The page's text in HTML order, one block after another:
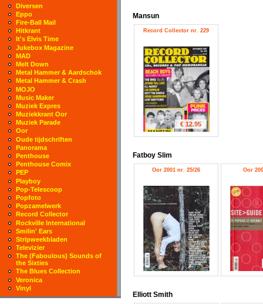
Mansun
Record Collector nr. 229
€ 12.95
Fatboy Slim
Oor 2001 nr. 25/26 Oor
Elliott Smith
Diversen
Eppo
Fire-Ball Mail
Hitkrant
It's Elvis Time
Jukebox Magazine
MAD
Melt Down
Metal Hammer & Aardschok
Metal Hammer & Crash
MOJO
Music Maker
Muziek Expres
Muziekkrant Oor
Muziek Parade
Oor
Oude tijdschriften
Panorama
Penthouse
Penthouse Comix
PEP
Playboy
Pop-Telescoop
Popfoto
Popzamelwerk
Record Collector
Rockville International
Smilin' Ears
Stripweekbladen
Televizier
The (Faboulous) Sounds of
the Sixties
The Blues Collection
Veronica
Vinyl